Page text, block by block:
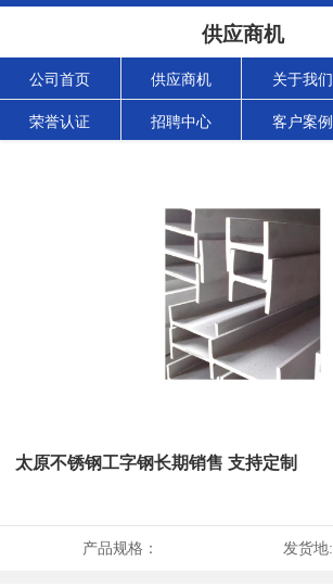
供应商机
公司首页 供应商机 关于我们
荣誉认证 招聘中心 客户案例
太原不锈钢工字钢长期销售 支持定制
产品规格： 发货地: